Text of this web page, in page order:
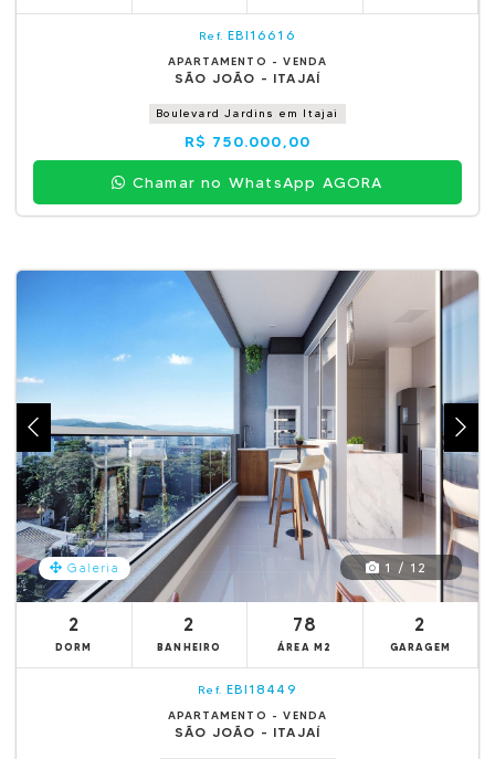
Ref. EBI16616
APARTAMENTO - VENDA
SÃO JOÃO - ITAJAÍ
Boulevard Jardins em Itajai
R$ 750.000,00
Chamar no WhatsApp AGORA
Galeria 1 / 12
2
DORM
2
BANHEIRO
78
ÁREA M2
2
GARAGEM
Ref. EBI18449
APARTAMENTO - VENDA
SÃO JOÃO - ITAJAÍ